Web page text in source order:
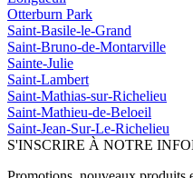
Otterburn Park
Saint-Basile-le-Grand
Saint-Bruno-de-Montarville
Sainte-Julie
Saint-Lambert
Saint-Mathias-sur-Richelieu
Saint-Mathieu-de-Beloeil
Saint-Jean-Sur-Le-Richelieu
S'INSCRIRE À NOTRE